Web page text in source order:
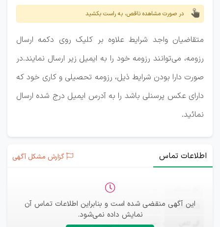
در صورت مشاهده ناقص، به راست بکشید
متقاضیان واجد شرایط علاوه بر کلیک روی دکمه ارسال
رزومه، می‌توانند رزومه خود را به ایمیل زیر ارسال نمایند.در
صورت دارا بودن شرایط ذیل، رزومه تحصیلی و كاری خود که
دارای عکس پرسنلی باشد را به آدرس ایمیل درج شده ارسال
نمائید.
اطلاعات تماس گزارش مشکل آگهی
این آگهی منقضی شده است و بنابراین اطلاعات تماس آن
نمایش داده نمی‌شود.
ایمیل —
—